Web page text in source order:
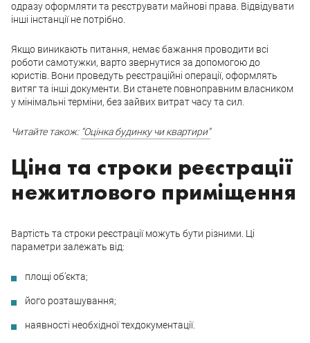
одразу оформляти та реєструвати майнові права. Відвідувати
інші інстанції не потрібно.
Якщо виникають питання, немає бажання проводити всі
роботи самотужки, варто звернутися за допомогою до
юристів. Вони проведуть реєстраційні операції, оформлять
витяг та інші документи. Ви станете повноправним власником
у мінімальні терміни, без зайвих витрат часу та сил.
Читайте також: “Оцінка будинку чи квартири”
Ціна та строки реєстрації
нежитлового приміщення
Вартість та строки реєстрації можуть бути різними. Ці
параметри залежать від:
площі об’єкта;
його розташування;
наявності необхідної техдокументації.